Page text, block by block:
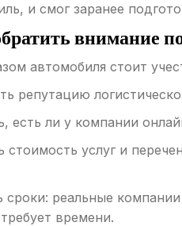
и смог заранее
внимание
автомобиля стоит
репутацию
есть ли у компании
стоимость услуг и
сроки: реальные
времени.